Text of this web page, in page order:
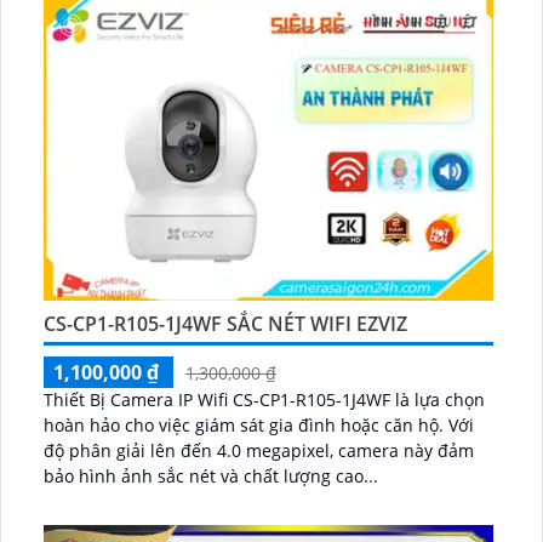
CS-CP1-R105-1J4WF SẮC NÉT WIFI EZVIZ
1,100,000 ₫
1,300,000 ₫
Thiết Bị Camera IP Wifi CS-CP1-R105-1J4WF là lựa chọn
hoàn hảo cho việc giám sát gia đình hoặc căn hộ. Với
độ phân giải lên đến 4.0 megapixel, camera này đảm
bảo hình ảnh sắc nét và chất lượng cao...